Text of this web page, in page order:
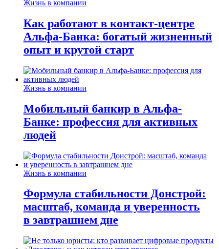
Жизнь в компании
Как работают в контакт-центре
Альфа-Банка: богатый жизненный
опыт и крутой старт
Жизнь в компании
Мобильный банкир в Альфа-
Банке: профессия для активных
людей
Жизнь в компании
Формула стабильности Донстрой:
масштаб, команда и уверенность
в завтрашнем дне